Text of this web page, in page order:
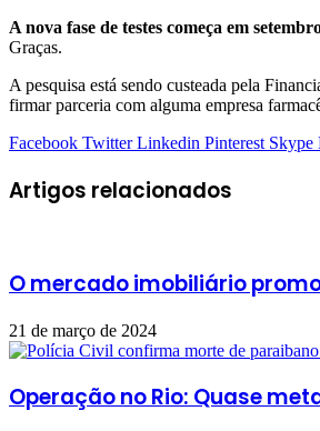
A nova fase de testes começa em
Graças.
A pesquisa está sendo custeada pela
firmar parceria com alguma empresa
Facebook Twitter Linkedin Pinterest Skype
Artigos relacionados
O mercado imobiliário
21 de março de 2024
Operação no Rio: Quase